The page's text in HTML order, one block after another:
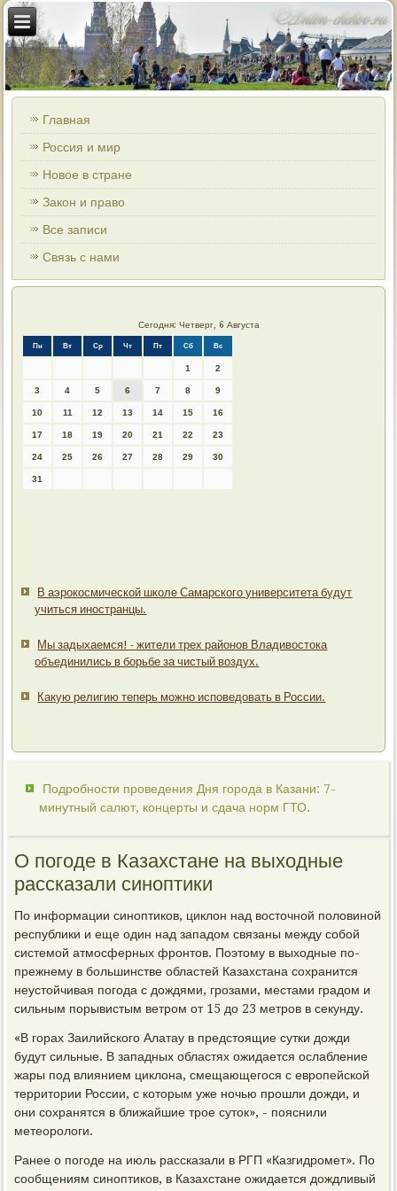
Главная
Россия и мир
Новое в стране
Закон и право
Все записи
Связь с нами
Сегодня: Четверг, 6 Августа
Пн Вт Ср Чт Пт Сб Вс
1 2
3 4 5 6 7 8 9
10 11 12 13 14 15 16
17 18 19 20 21 22 23
24 25 26 27 28 29 30
31
В аэрокосмической школе Самарского университета будут
учиться иностранцы.
Мы задыхаемся! - жители трех районов Владивостока
объединились в борьбе за чистый воздух.
Какую религию теперь можно исповедовать в России.
Подробности проведения Дня города в Казани: 7-
минутный салют, концерты и сдача норм ГТО.
О погоде в Казахстане на выходные
рассказали синоптики
По информации синоптиков, циклон над восточной половиной
республики и еще один над западом связаны между собой
системой атмосферных фронтов. Поэтому в выходные по-
прежнему в большинстве областей Казахстана сохранится
неустойчивая погода с дождями, грозами, местами градом и
сильным порывистым ветром от 15 до 23 метров в секунду.
«В горах Заилийского Алатау в предстоящие сутки дожди
будут сильные. В западных областях ожидается ослабление
жары под влиянием циклона, смещающегося с европейской
территории России, с которым уже ночью прошли дожди, и
они сохранятся в ближайшие трое суток», - пояснили
метеорологи.
Ранее о погоде на июль рассказали в РГП «Казгидромет». По
сообщениям синоптиков, в Казахстане ожидается дождливый